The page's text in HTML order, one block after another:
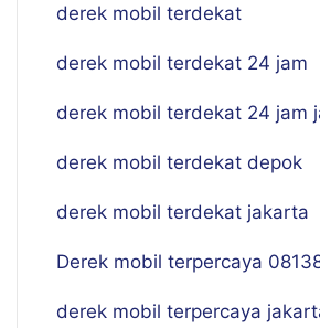
derek mobil terdekat
derek mobil terdekat 24 jam
derek mobil terdekat 24 jam
derek mobil terdekat depok
derek mobil terdekat jakarta
Derek mobil terpercaya
derek mobil terpercaya